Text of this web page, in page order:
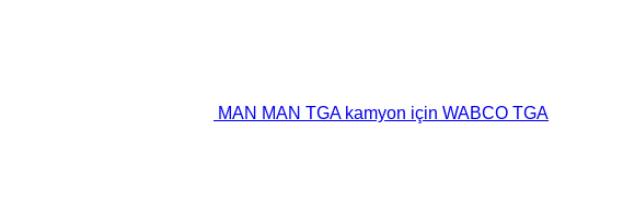
MAN MAN TGA kamyon için WABCO TGA